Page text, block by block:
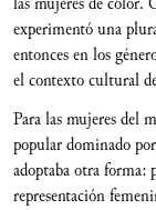
experimentó una
entonces en los
el contexto cultural
Para las mujeres del
popular dominado
adoptaba otra forma:
representación